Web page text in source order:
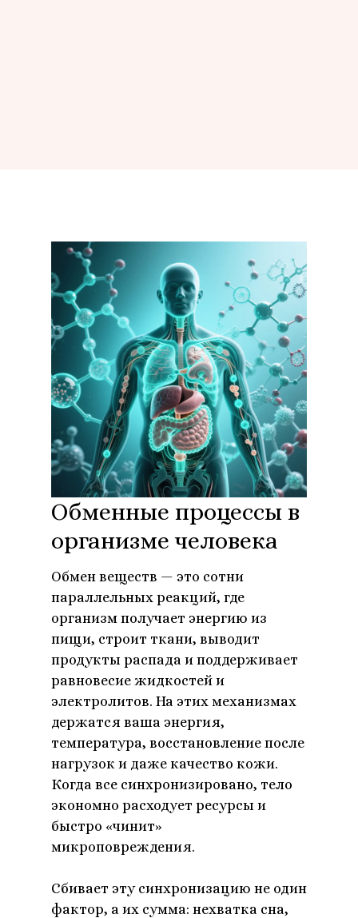
Обменные процессы в
организме человека
Обмен веществ — это сотни
параллельных реакций, где
организм получает энергию из
пищи, строит ткани, выводит
продукты распада и поддерживает
равновесие жидкостей и
электролитов. На этих механизмах
держатся ваша энергия,
температура, восстановление после
нагрузок и даже качество кожи.
Когда все синхронизировано, тело
экономно расходует ресурсы и
быстро «чинит»
микроповреждения.
Сбивает эту синхронизацию не один
фактор, а их сумма: нехватка сна,